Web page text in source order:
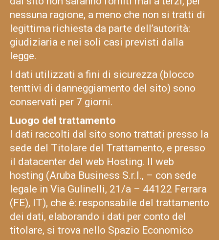
nessuna ragione, a meno che non si tratti di
legittima richiesta da parte dell’autorità:
giudiziaria e nei soli casi previsti dalla
legge.
I dati utilizzati a fini di sicurezza (blocco
tenttivi di danneggiamento del sito) sono
conservati per 7 giorni.
Luogo del trattamento
I dati raccolti dal sito sono trattati presso la
sede del Titolare del Trattamento, e presso
il datacenter del web Hosting. Il web
hosting (Aruba Business S.r.l., – con sede
legale in Via Gulinelli, 21/a – 44122 Ferrara
(FE), IT), che è: responsabile del trattamento
dei dati, elaborando i dati per conto del
titolare, si trova nello Spazio Economico